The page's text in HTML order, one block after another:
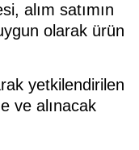
alım satımın
olarak ürün
yetkilendirilen
ve alınacak